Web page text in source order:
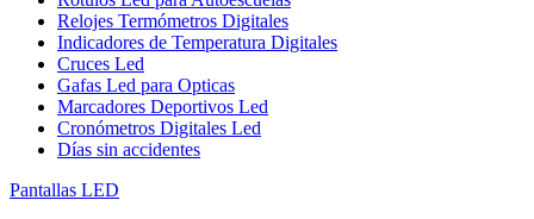
Relojes Termómetros Digitales
Indicadores de Temperatura Digitales
Cruces Led
Gafas Led para Opticas
Marcadores Deportivos Led
Cronómetros Digitales Led
Días sin accidentes
Pantallas LED